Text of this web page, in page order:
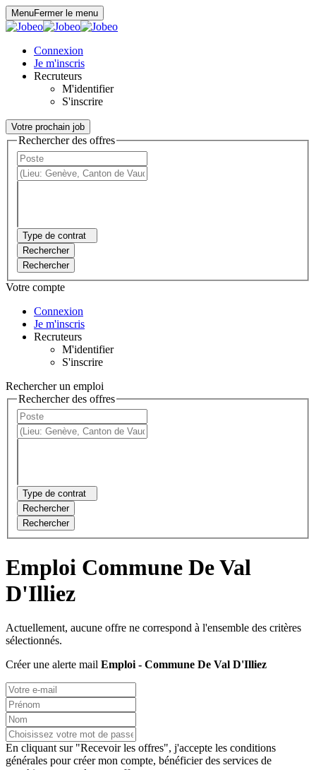
MenuFermer le menu
Connexion
Je m'inscris
Recruteurs
M'identifier
S'inscrire
Votre prochain job
Rechercher des offres
Type de contrat
Rechercher
Rechercher
Votre compte
Connexion
Je m'inscris
Recruteurs
M'identifier
S'inscrire
Rechercher un emploi
Rechercher des offres
Type de contrat
Rechercher
Rechercher
Emploi Commune De Val
D'Illiez
Actuellement, aucune offre ne correspond à l'ensemble des critères
sélectionnés.
Créer une alerte mail Emploi - Commune De Val D'Illiez
En cliquant sur "Recevoir les offres", j'accepte les conditions
générales pour créer mon compte, bénéficier des services de
Panneau de gestion des cookies